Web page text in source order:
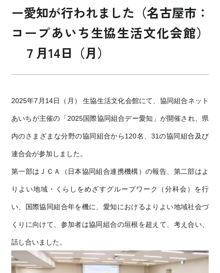
はじめての方へ
お買い物・サービス
福祉・介護
お店のチラシ
よくあるご質問
採用情報
ー愛知が行われました（名古屋市：
コープあいち生協生活文化会館）
７月14日（月）
2025年7月14日（月） 生協生活文化会館にて、協同組合ネット
あいちが主催の「2025国際協同組合デー愛知」が開催され、県
内のさまざまな分野の協同組合から120名、31の協同組合及び
連合会が参加しました。
第一部はＪＣＡ（日本協同組合連携機構）の報告、第二部はよ
りよい地域・くらしをめざすグループワーク（分科会）を行
い、 国際協同組合年を機に、愛知におけるよりよい地域社会づ
くりに向けて、参加者は協同組合の垣根を超えて、考え合い、
話し合いました。